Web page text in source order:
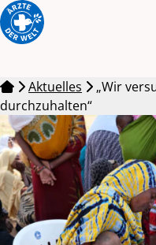
Aktuelles
„Wir
durchzuhalten“